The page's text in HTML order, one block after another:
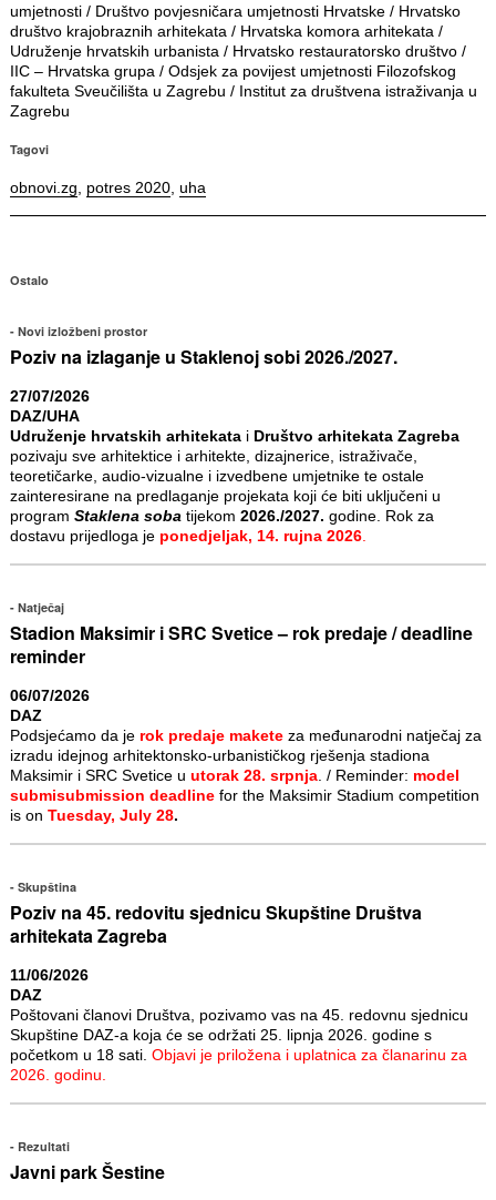
umjetnosti / Društvo povjesničara umjetnosti Hrvatske / Hrvatsko
društvo krajobraznih arhitekata / Hrvatska komora arhitekata /
Udruženje hrvatskih urbanista / Hrvatsko restauratorsko društvo /
IIC – Hrvatska grupa / Odsjek za povijest umjetnosti Filozofskog
fakulteta Sveučilišta u Zagrebu / Institut za društvena istraživanja u
Zagrebu
Tagovi
obnovi.zg potres 2020, uha
Ostalo
Novi izložbeni prostor
Poziv na izlaganje u Staklenoj sobi 2026./2027.
27/07/2026
DAZ/UHA
Udruženje hrvatskih arhitekatai Društvo arhitekata Zagreba
pozivaju sve arhitektice i arhitekte, dizajnerice, istraživače,
teoretičarke, audio-vizualne i izvedbene umjetnike te ostale
zainteresirane na predlaganje projekata koji će biti uključeni u
program Staklena soba tijekom 2026./2027. godine. Rok za
dostavu prijedloga je ponedjeljak, 14. rujna 2026.
Natječaj
Stadion Maksimir i SRC Svetice – rok predaje / deadline
reminder
06/07/2026
DAZ
Podsjećamo da je rok predaje maketeza međunarodni natječaj za
izradu idejnog arhitektonsko-urbanističkog rješenja stadiona
Maksimir i SRC Svetice u utorak 28. srpnja. / Reminder: model
submisubmission deadlinefor the Maksimir Stadium competition
is on Tuesday, July 28.
Skupština
Poziv na 45. redovitu sjednicu Skupštine Društva
arhitekata Zagreba
11/06/2026
DAZ
Poštovani članovi Društva, pozivamo vas na 45. redovnu sjednicu
Skupštine DAZ-a koja će se održati 25. lipnja 2026. godine s
početkom u 18 sati. Objavi je priložena i uplatnica za članarinu za
2026. godinu.
Rezultati
Javni park Šestine